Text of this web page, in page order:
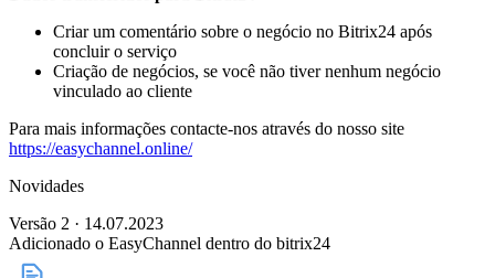
Criar um comentário sobre o negócio no Bitrix24 após
concluir o serviço
Criação de negócios, se você não tiver nenhum negócio
vinculado ao cliente
Para mais informações contacte-nos através do nosso site
https://easychannel.online/
Novidades
Versão 2 · 14.07.2023
Adicionado o EasyChannel dentro do bitrix24